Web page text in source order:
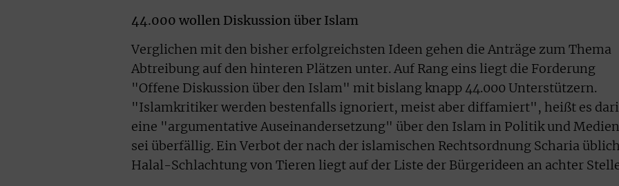
44.000 wollen Diskussion über Islam
Verglichen mit den bisher erfolgreichsten Ideen gehen die Anträge zum Thema
Abtreibung auf den hinteren Plätzen unter. Auf Rang eins liegt die Forderung
"Offene Diskussion über den Islam" mit bislang knapp 44.000 Unterstützern.
"Islamkritiker werden bestenfalls ignoriert, meist aber diffamiert", heißt es
eine "argumentative Auseinandersetzung" über den Islam in Politik und Medien
sei überfällig. Ein Verbot der nach der islamischen Rechtsordnung Scharia
Halal-Schlachtung von Tieren liegt auf der Liste der Bürgerideen an achter